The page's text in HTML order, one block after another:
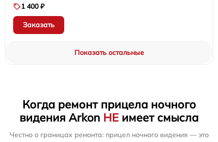
1 400 ₽
Заказать
Показать остальные
Когда ремонт прицела ночного
видения Arkon НЕ имеет смысла
Честно о границах ремонта: прицел ночного видения — это